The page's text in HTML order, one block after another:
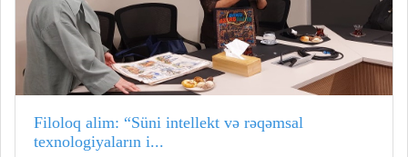
Filoloq alim: “Süni intellekt və rəqəmsal
texnologiyaların i...